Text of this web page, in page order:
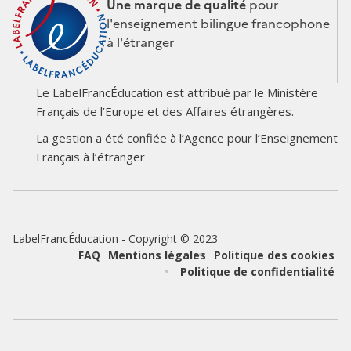
Une marque de qualité pour
l'enseignement bilingue francophone
à l'étranger
Logo
du
partenaire
Logo
du
partenaire
Le LabelFrancÉducation est attribué par le Ministère
Français de l’Europe et des Affaires étrangères.
La gestion a été confiée à l’Agence pour l’Enseignement
Français à l’étranger
LabelFrancÉducation - Copyright © 2023
page
FAQ Mentions légales
Politique des cookies
Politique de confidentialité